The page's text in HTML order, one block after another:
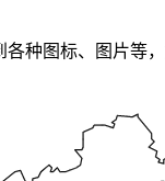
各种图标、图片等